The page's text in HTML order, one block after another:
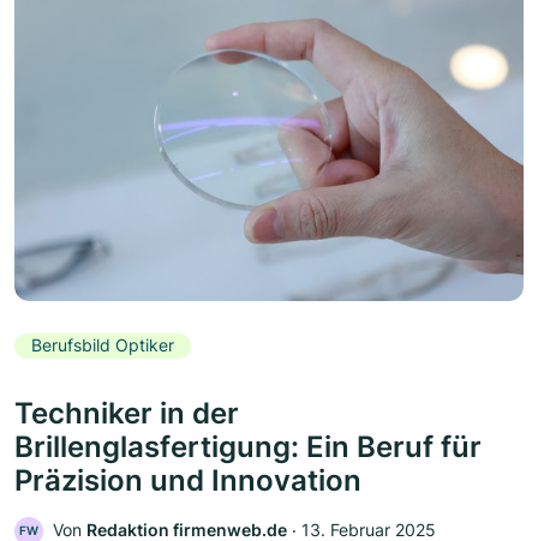
Berufsbild Optiker
Techniker in der
Brillenglasfertigung: Ein Beruf für
Präzision und Innovation
FW Von Redaktion firmenweb.de ‧ 13. Februar 2025